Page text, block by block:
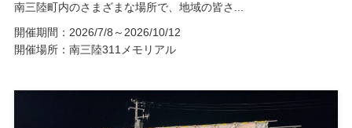
南三陸町内のさまざまな場所で、地域の皆さ...
開催期間：2026/7/8～2026/10/12
開催場所：南三陸311メモリアル